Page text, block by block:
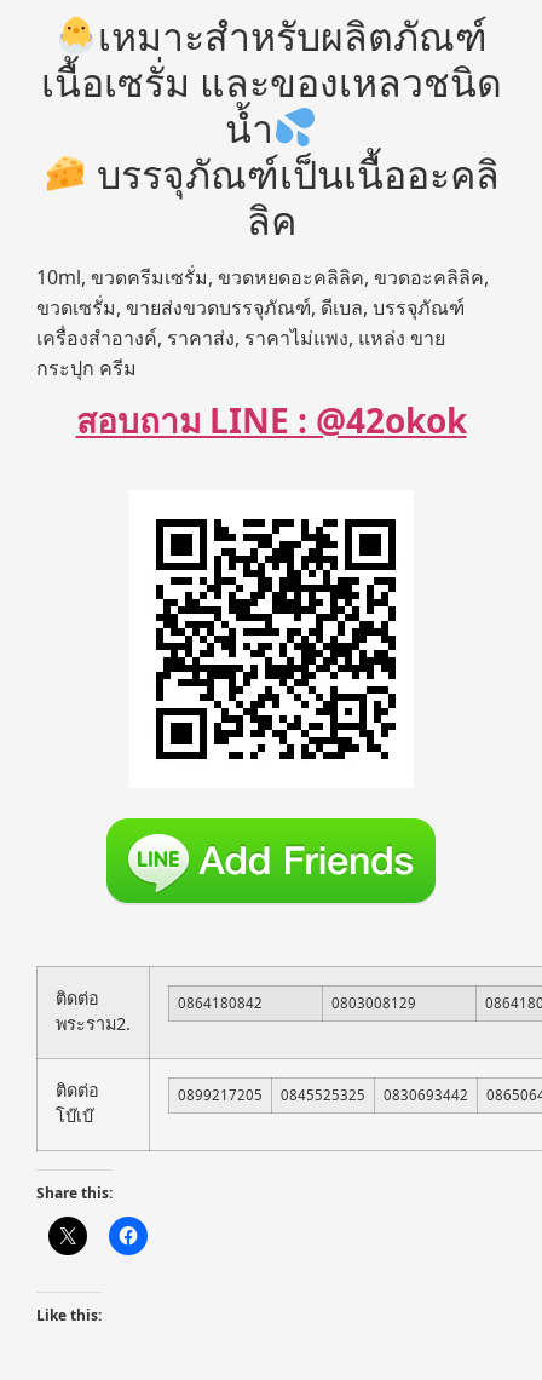
เหมาะสำหรับผลิตภัณฑ์
เนื้อเซรั่ม และของเหลวชนิด
น้ำ
บรรจุภัณฑ์เป็นเนื้ออะคลิ
ลิค
10ml, ขวดครีมเซรั่ม, ขวดหยดอะคลิลิค, ขวดอะคลิลิค,
ขวดเซรั่ม, ขายส่งขวดบรรจุภัณฑ์, ดีเบล, บรรจุภัณฑ์
เครื่องสำอางค์, ราคาส่ง, ราคาไม่แพง, แหล่ง ขาย
กระปุก ครีม
สอบถาม LINE : @42okok
ติดต่อ
พระราม2.
0864180842 0803008129
ติดต่อ
โบ๊เบ๊
0899217205 0845525325 0830693442
Share this:
Like this: